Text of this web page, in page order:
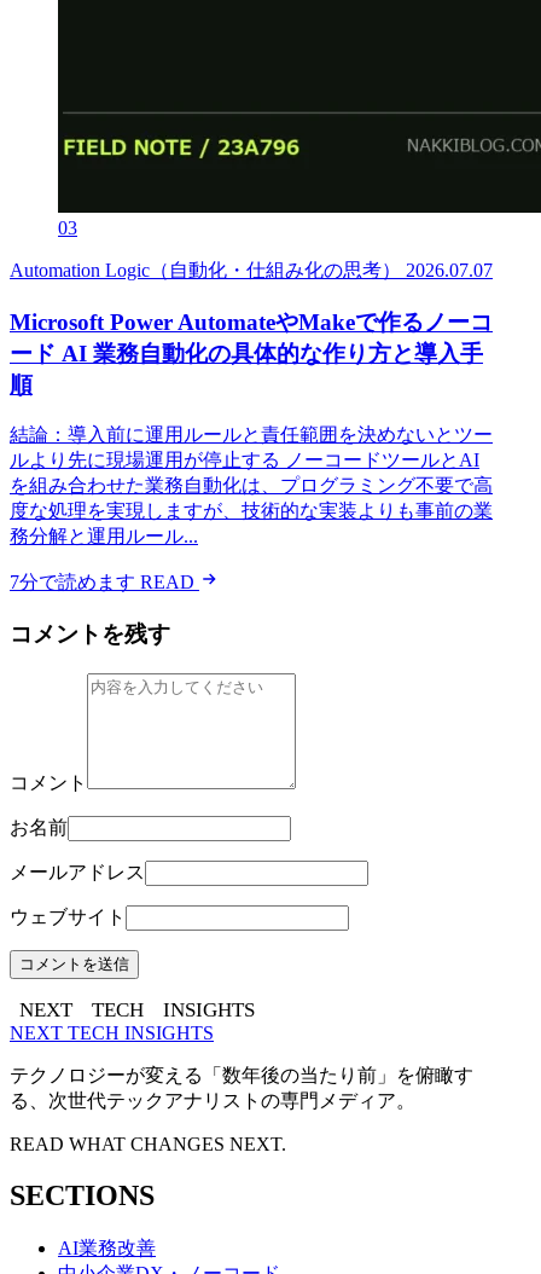
03
Automation Logic（自動化・仕組み化の思考） 2026.07.07
Microsoft Power AutomateやMakeで作るノーコ
ード AI 業務自動化の具体的な作り方と導入手
順
結論：導入前に運用ルールと責任範囲を決めないとツー
ルより先に現場運用が停止する ノーコードツールとAI
を組み合わせた業務自動化は、プログラミング不要で高
度な処理を実現しますが、技術的な実装よりも事前の業
務分解と運用ルール...
7分で読めます READ
コメントを残す
コメント
お名前
メールアドレス
ウェブサイト
NEXT TECH INSIGHTS
NEXT TECH INSIGHTS
テクノロジーが変える「数年後の当たり前」を俯瞰す
る、次世代テックアナリストの専門メディア。
READ WHAT CHANGES NEXT.
SECTIONS
AI業務改善